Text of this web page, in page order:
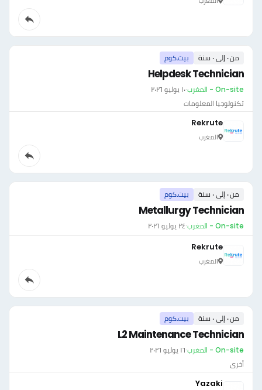
من ٠ إلى ٠ سنة بيت.كوم
Helpdesk Technician
On-site - المغرب ·١٠ يوليو ٢٠٢٦
تكنولوجيا المعلومات
Rekrute
المغرب
من ٠ إلى ٠ سنة بيت.كوم
Metallurgy Technician
On-site - المغرب ·٢٤ يوليو ٢٠٢٦
Rekrute
المغرب
من ٠ إلى ٠ سنة بيت.كوم
L2 Maintenance Technician
On-site - المغرب ·١٦ يوليو ٢٠٢٦
أخرى
Yazaki